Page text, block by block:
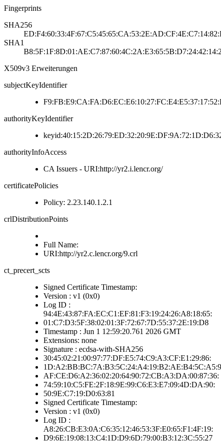
Fingerprints
SHA256
SHA1
X509v3 Erweiterungen
subjectKeyIdentifier
authorityKeyIdentifier
authorityInfoAccess
CA Issuers - URI:http://yr2.i.lencr.org/
certificatePolicies
Policy: 2.23.140.1.2.1
crlDistributionPoints
Full Name:
URI:http://yr2.c.lencr.org/9.crl
ct_precert_scts
Signed Certificate Timestamp:
Version : v1 (0x0)
Log ID :
94:4E:43:87:FA:EC:C1:EF:81:F3:19:24:26:A8:18:65:
01:C7:D3:5F:38:02:01:3F:72:67:7D:55:37:2E:19:D8
Timestamp : Jun 1 12:59:20.761 2026 GMT
Extensions: none
Signature : ecdsa-with-SHA256
30:45:02:21:00:97:77:DF:E5:74:C9:A3:CF:E1:29:86:
AF:CE:D6:A2:36:02:20:64:90:72:CB:A3:DA:00:87:36:
74:59:10:C5:FE:2F:18:9E:99:C6:E3:E7:09:4D:DA:90:
50:9E:C7:19:D0:63:81
Signed Certificate Timestamp:
Version : v1 (0x0)
Log ID :
A8:26:CB:E3:0A:C6:35:12:46:53:3F:E0:65:F1:4F:19:
D9:6E:19:08:13:C4:1D:D9:6D:79:00:B3:12:3C:55:27